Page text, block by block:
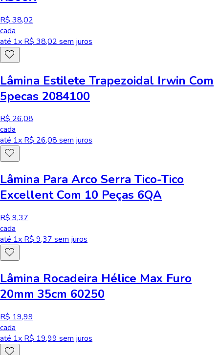
R$ 38,02
cada
até 1x R$ 38,02 sem juros
Lâmina Estilete Trapezoidal Irwin Com
5pecas 2084100
R$ 26,08
cada
até1x R$26,08sem juros
Lâmina Para Arco Serra Tico-Tico
Excellent Com 10 Peças 6QA
R$ 9,37
cada
até 1x R$ 9,37 sem juros
Lâmina Rocadeira Hélice Max Furo
20mm 35cm 60250
R$ 19,99
cada
até 1x R$ 19,99 sem juros